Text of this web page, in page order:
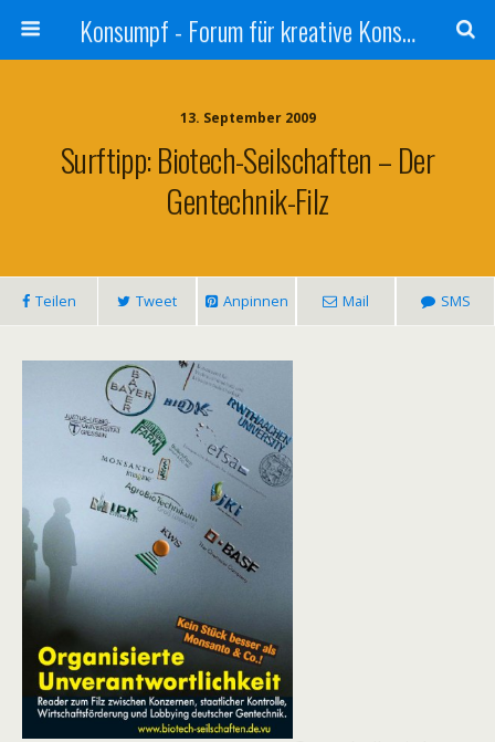
Konsumpf - Forum für kreative Konsumkritik - Culture Jamming, Nachhaltigkeit, Konzernkritik, Adbusting
13. September 2009
Surftipp: Biotech-Seilschaften – Der
Gentechnik-Filz
Teilen Tweet Anpinnen Mail SMS